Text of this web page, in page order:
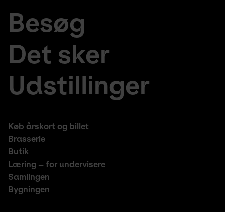
Footer
large
menu
Besøg
Det sker
Udstillinger
Footer
middle
Køb årskort og billet
Brasserie
Butik
Læring – for undervisere
Samlingen
Bygningen